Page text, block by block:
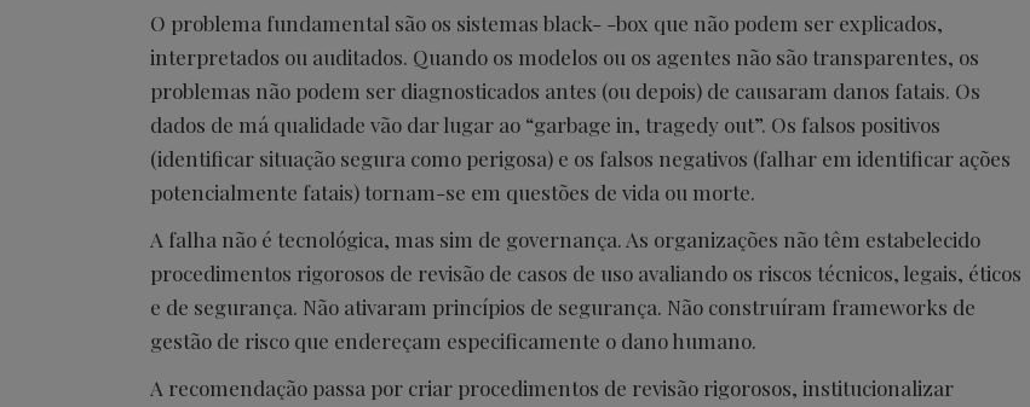
O problema fundamental são os sistemas black- -box que não podem ser explicados,
interpretados ou auditados. Quando os modelos ou os agentes não são transparentes, os
problemas não podem ser diagnosticados antes (ou depois) de causaram danos fatais. Os
dados de má qualidade vão dar lugar ao “garbage in, tragedy out”. Os falsos positivos
(identificar situação segura como perigosa) e os falsos negativos (falhar em identificar ações
potencialmente fatais) tornam-se em questões de vida ou morte.
A falha não é tecnológica, mas sim de governança. As organizações não têm estabelecido
procedimentos rigorosos de revisão de casos de uso avaliando os riscos técnicos, legais, éticos
e de segurança. Não ativaram princípios de segurança. Não construíram frameworks de
gestão de risco que endereçam especificamente o dano humano.
A recomendação passa por criar procedimentos de revisão rigorosos, institucionalizar